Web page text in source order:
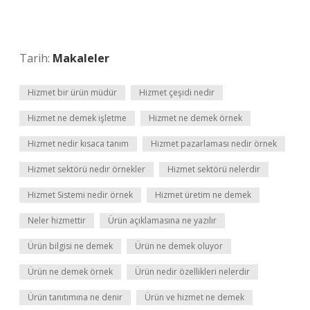
Tarih: Makaleler
Hizmet bir ürün müdür Hizmet çeşidi nedir
Hizmet ne demek işletme Hizmet ne demek örnek
Hizmet nedir kısaca tanım Hizmet pazarlaması nedir örnek
Hizmet sektörü nedir örnekler Hizmet sektörü nelerdir
Hizmet Sistemi nedir örnek Hizmet üretim ne demek
Neler hizmettir Ürün açıklamasına ne yazılır
Ürün bilgisi ne demek Ürün ne demek oluyor
Ürün ne demek örnek Ürün nedir özellikleri nelerdir
Ürün tanıtımına ne denir Ürün ve hizmet ne demek